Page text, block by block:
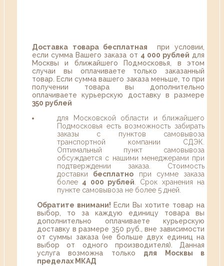
Доставка товара бесплатная при условии,
если сумма Вашего заказа от 4 000 рублей для
Москвы и ближайшего Подмосковья, в этом
случаи вы оплачиваете только заказанный
товар. Если сумма вашего заказа меньше, то при
получении товара вы дополнительно
оплачиваете курьерскую доставку в размере
350 рублей
для Московской области и ближайшего
Подмосковья есть возможность забирать
заказы с пунктов самовывоза
транспортной компании СДЭК.
Оптимальный пункт самовывоза
обсуждается с нашими менеджерами при
подтверждении заказа. Стоимость
доставки бесплатно при сумме заказа
более 4 000 рублей . Срок хранения на
пункте самовывоза не более 5 дней.
Обратите внимани! Если Вы хотите товар на
выбор, то за каждую единицу товара вы
дополнительно оплачиваете курьерскую
доставку в размере 350 руб., вне зависимости
от суммы заказа (не больше двух единиц на
выбор от одного производителя). Данная
услуга возможна только для Москвы в
пределах МКАД